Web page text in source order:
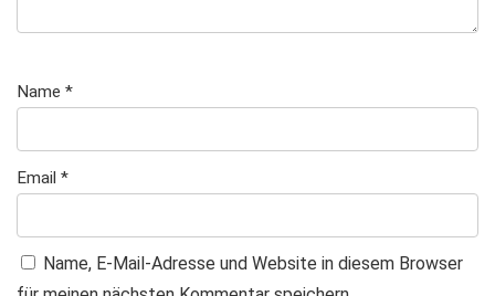
Name *
Email *
Name, E-Mail-Adresse und Website in diesem Browser